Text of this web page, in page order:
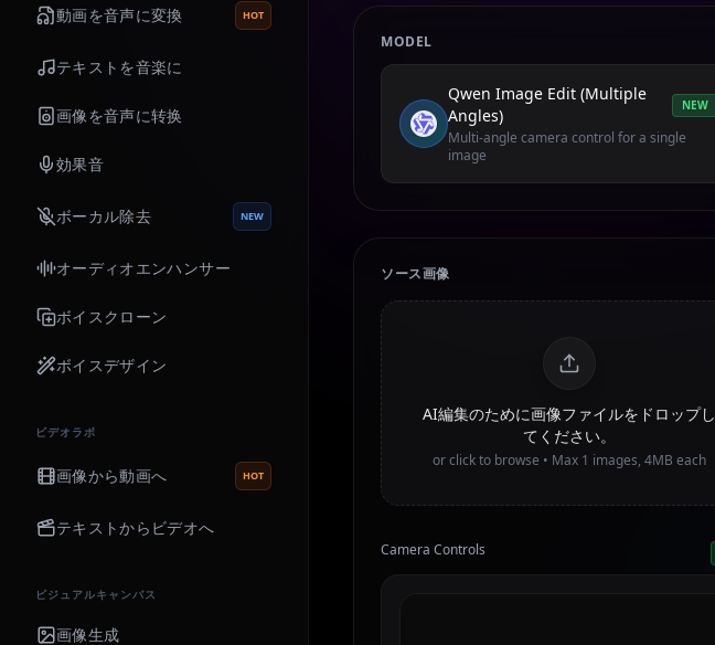
動画を音声に変換 HOT
テキストを音楽に
画像を音声に转换
効果音
ボーカル除去 NEW
オーディオエンハンサー
ボイスクローン
ボイスデザイン
ビデオラボ
画像から動画へ HOT
テキストからビデオへ
ビジュアルキャンバス
画像生成
MODEL
Qwen Image Edit (Multiple
Angles)
NEW
Multi-angle camera control for a single
image
ソース画像
AI編集のために画像ファイルをドロップし
てください。
or click to browse • Max 1 images, 4MB each
Camera Controls